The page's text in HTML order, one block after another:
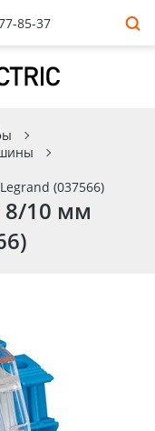
85-37
(037566)
10 мм